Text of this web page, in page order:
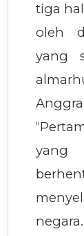
tiga
oleh
yang